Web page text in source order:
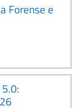
Forense e